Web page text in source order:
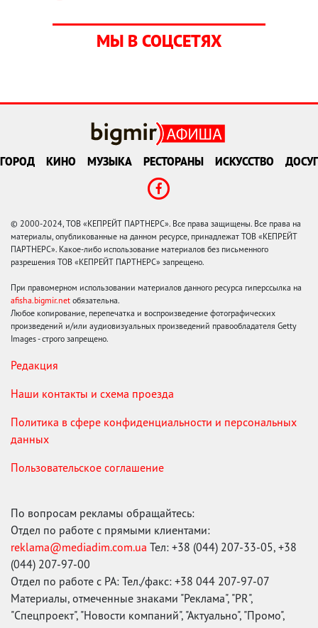
МЫ В СОЦСЕТЯХ
ГОРОД КИНО МУЗЫКА РЕСТОРАНЫ ИСКУССТВО ДОСУГ
© 2000-2024, ТОВ «КЕПРЕЙТ ПАРТНЕРС». Все права защищены. Все права на
материалы, опубликованные на данном ресурсе, принадлежат ТОВ «КЕПРЕЙТ
ПАРТНЕРС». Какое-либо использование материалов без письменного
разрешения ТОВ «КЕПРЕЙТ ПАРТНЕРС» запрещено.
При правомерном использовании материалов данного ресурса гиперссылка на
afisha.bigmir.net обязательна.
Любое копирование, перепечатка и воспроизведение фотографических
произведений и/или аудиовизуальных произведений правообладателя Getty
Images - строго запрещено.
Редакция
Наши контакты и схема проезда
Политика в сфере конфиденциальности и персональных
данных
Пользовательское соглашение
По вопросам рекламы обращайтесь:
Отдел по работе с прямыми клиентами:
reklama@mediadim.com.ua Тел: +38 (044) 207-33-05, +38
(044) 207-97-00
Отдел по работе с РА: Тел./факс: +38 044 207-97-07
Материалы, отмеченные знаками "Реклама", "PR",
"Спецпроект", "Новости компаний", "Актуально", "Промо",